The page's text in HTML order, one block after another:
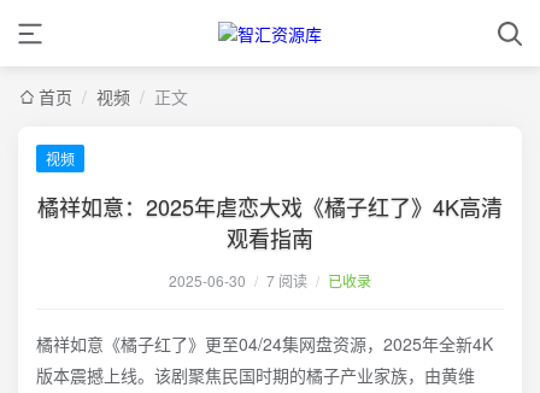
首页 / 视频 / 正文
视频
橘祥如意：2025年虐恋大戏《橘子红了》4K高清
观看指南
2025-06-30 / 7 阅读 / 已收录
橘祥如意《橘子红了》更至04/24集网盘资源，2025年全新4K
版本震撼上线。该剧聚焦民国时期的橘子产业家族，由黄维